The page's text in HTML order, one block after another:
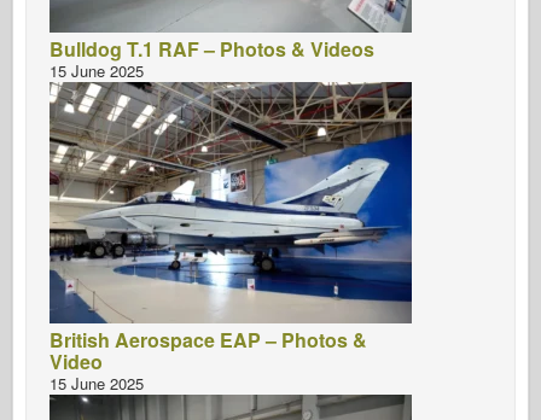
Bulldog T.1 RAF – Photos & Videos
15 June 2025
British Aerospace EAP – Photos &
Video
15 June 2025